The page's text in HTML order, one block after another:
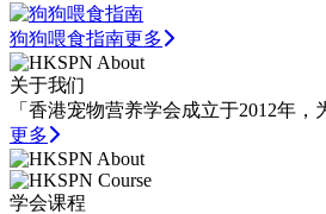
狗狗喂食指南更多
关于我们
「香港宠物营养学会成立于2012年，
更多
学会课程